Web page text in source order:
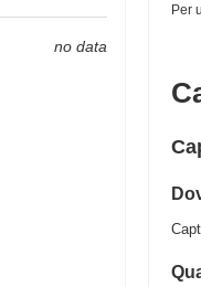
no data
Per